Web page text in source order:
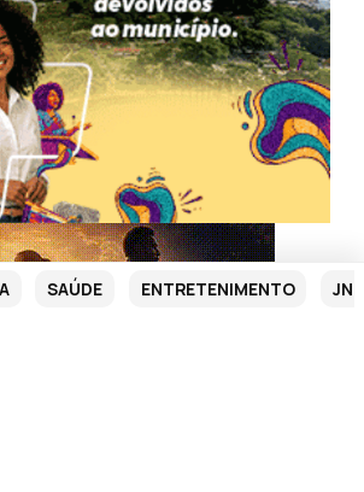
SAÚDE ENTRETENIMENTO JN